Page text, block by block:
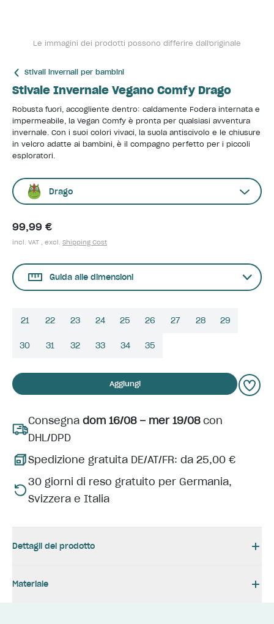
Le immagini dei prodotti possono differire dall'originale
Stivali invernali per bambini
Stivale Invernale Vegano Comfy Drago
Robusta fuori, accogliente dentro: caldamente Fodera internata e
impermeabile, la Vegan Comfy è pronta per qualsiasi avventura
invernale. Con i suoi colori vivaci, la suola antiscivolo e le chiusure
in velcro adatte ai bambini, è il compagno perfetto per i piccoli
esploratori.
Drago
99,99 €
incl. VAT , excl. Shipping Cost
Guida alle dimensioni
21 22 23 24 25 26 27 28 29
30 31 32 33 34 35
Aggiungi
Consegna dom 16/08 – mer 19/08con
DHL/DPD
Spedizione gratuita DE/AT/FR: da 25,00 €
30 giorni di reso gratuito per Germania,
Svizzera e Italia
Dettagli del prodotto
Materiale